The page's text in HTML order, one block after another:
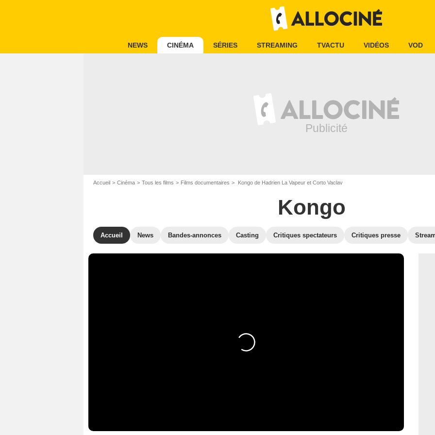
NEWS CINÉMA SÉRIES STREAMING TVACTU VIDÉOS VOD
Accueil Cinéma Tous les films Films documentaires Kongo de Hadrien La Vapeur et Corto Vaclav
Kongo
Accueil News Bandes-annonces Casting Critiques spectateurs Critiques presse